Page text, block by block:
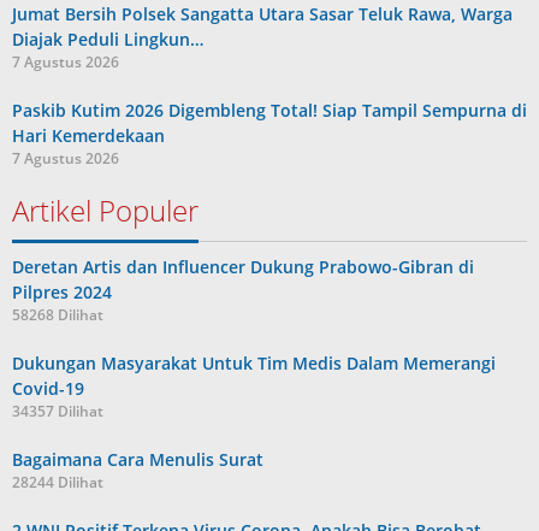
Jumat Bersih Polsek Sangatta Utara Sasar Teluk Rawa, Warga
Diajak Peduli Lingkun…
7 Agustus 2026
Paskib Kutim 2026 Digembleng Total! Siap Tampil Sempurna di
Hari Kemerdekaan
7 Agustus 2026
Artikel Populer
Deretan Artis dan Influencer Dukung Prabowo-Gibran di
Pilpres 2024
58268 Dilihat
Dukungan Masyarakat Untuk Tim Medis Dalam Memerangi
Covid-19
34357 Dilihat
Bagaimana Cara Menulis Surat
28244 Dilihat